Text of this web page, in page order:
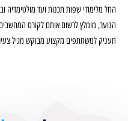
החל מלימודי שפות תכנות ועד מולטימדיה
הנוער, מומלץ לרשום אותם לקורס
תעניק למשתתפים מקצוע מבוקש מגיל